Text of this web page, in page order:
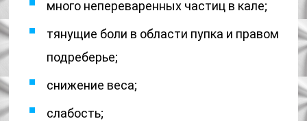
много непереваренных частиц в кале;
тянущие боли в области пупка и правом
подреберье;
снижение веса;
слабость;